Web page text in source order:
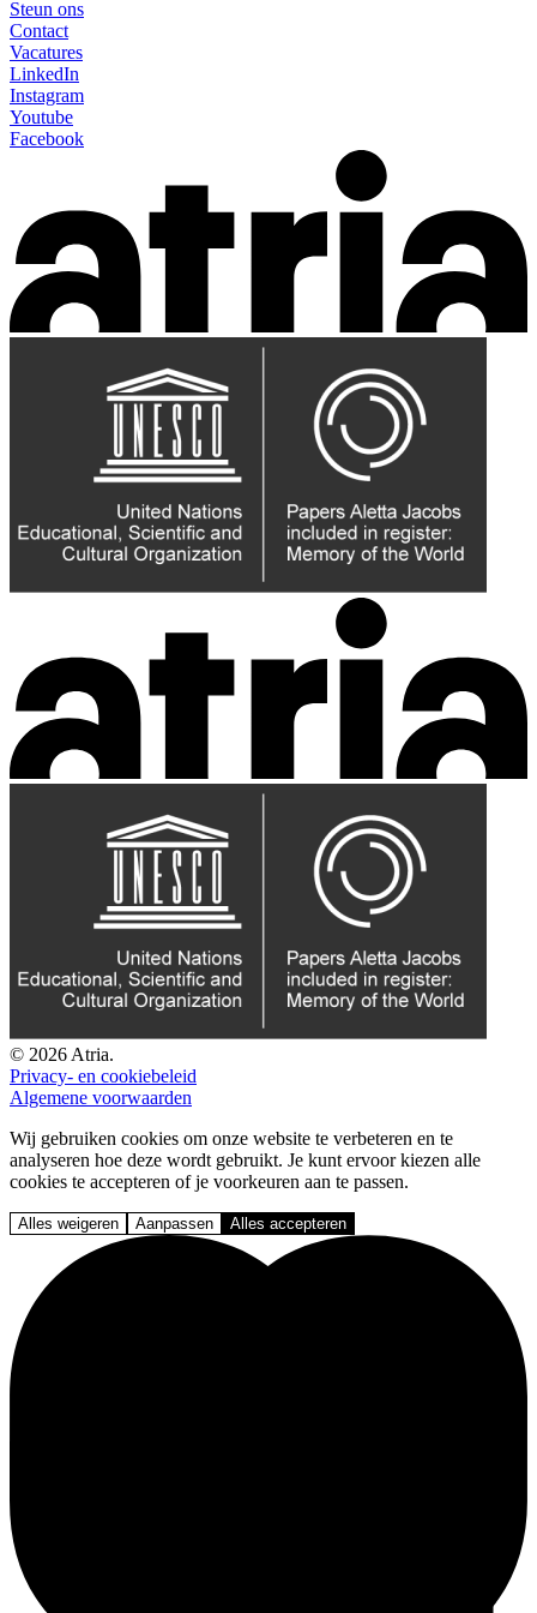
Steun ons
Contact
Vacatures
LinkedIn
Instagram
Youtube
Facebook
© 2026 Atria.
Privacy- en cookiebeleid
Algemene voorwaarden
Wij gebruiken cookies om onze website te verbeteren en te
analyseren hoe deze wordt gebruikt. Je kunt ervoor kiezen alle
cookies te accepteren of je voorkeuren aan te passen.
Alles weigeren Aanpassen Alles accepteren